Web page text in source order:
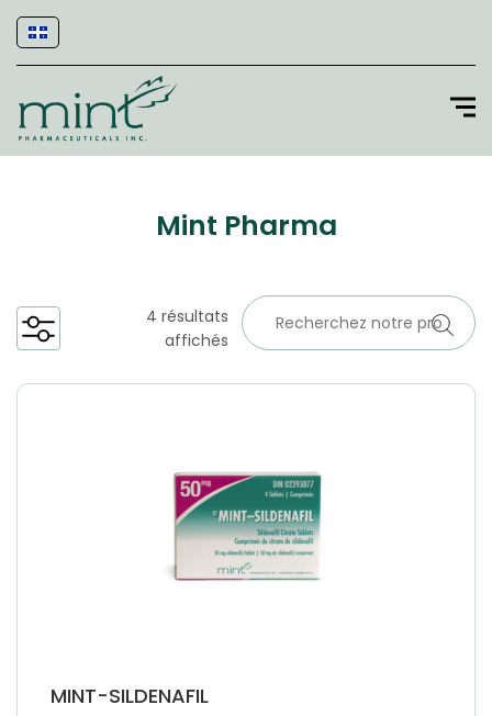
Mint Pharma
4 résultats
affichés
MINT-SILDENAFIL